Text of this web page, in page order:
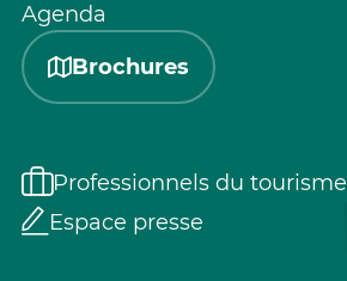
Agenda
Brochures
Professionnels du tourisme
Espace presse